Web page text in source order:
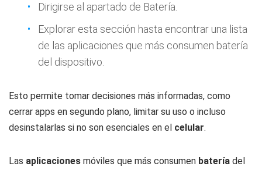
Dirigirse al apartado de Batería.
Explorar esta sección hasta encontrar una lista
de las aplicaciones que más consumen batería
del dispositivo.
Esto permite tomar decisiones más informadas, como
cerrar apps en segundo plano, limitar su uso o incluso
desinstalarlas si no son esenciales en el celular.
Las aplicaciones móviles que más consumen batería del